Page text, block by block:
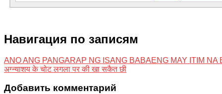
Навигация по записям
ANO ANG PANGARAP NG ISANG BABAENG MAY ITIM NA
अग्न्याशय के चोट लगला पर की खा सकैत छी
Добавить комментарий